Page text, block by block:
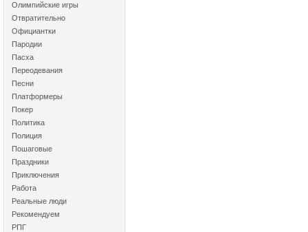
Олимпийские игры
Отвратительно
Официантки
Пародии
Пасха
Переодевания
Песни
Платформеры
Покер
Политика
Полиция
Пошаговые
Праздники
Приключения
Работа
Реальные люди
Рекомендуем
РПГ